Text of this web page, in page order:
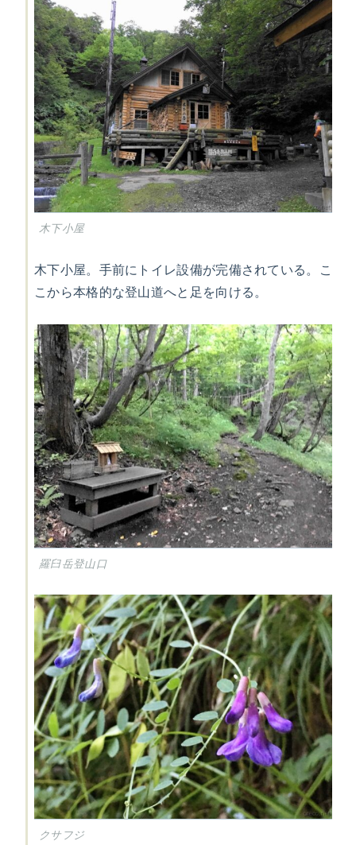
木下小屋
木下小屋。手前にトイレ設備が完備されている。こ
こから本格的な登山道へと足を向ける。
羅臼岳登山口
クサフジ